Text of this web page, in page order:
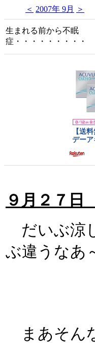
＜ 2007年 9月 ＞
生まれる前から不眠
症・・・・・・・・・
９月２７
だいぶ涼
ぶ違うなあ
まあそん